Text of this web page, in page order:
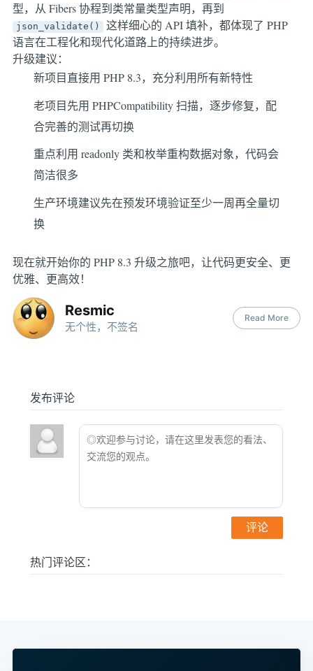
型，从 Fibers 协程到类常量类型声明，再到
json_validate() 这样细心的 API 填补，都体现了 PHP
语言在工程化和现代化道路上的持续进步。
升级建议：
新项目直接用 PHP 8.3，充分利用所有新特性
老项目先用 PHPCompatibility 扫描，逐步修复，配
合完善的测试再切换
重点利用 readonly 类和枚举重构数据对象，代码会
简洁很多
生产环境建议先在预发环境验证至少一周再全量切
换
现在就开始你的 PHP 8.3 升级之旅吧，让代码更安全、更
优雅、更高效！
Resmic
无个性，不签名
Read More
发布评论
热门评论区：